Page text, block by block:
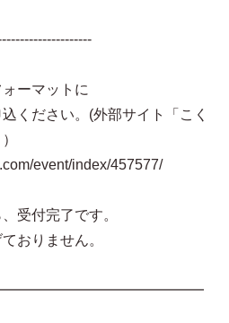
ーマットに
ください。(外部サイト「こく
event/index/457577/
受付完了です。
おりません。